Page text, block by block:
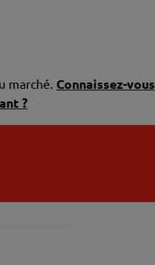
marché. Connaissez-vous
?